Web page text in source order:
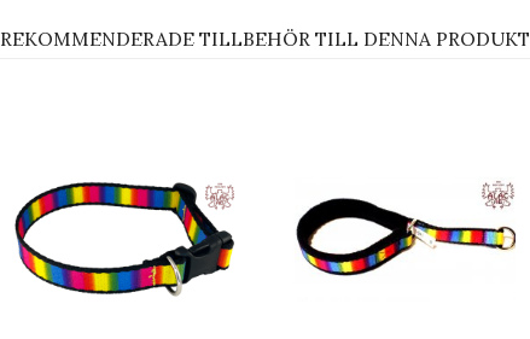
REKOMMENDERADE TILLBEHÖR TILL DENNA PRODUKT